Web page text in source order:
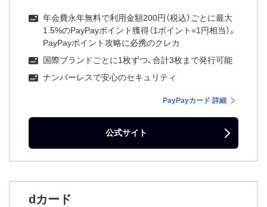
年会費永年無料で利用金額200円（税込）ごとに最大
1.5%のPayPayポイント獲得（1ポイント=1円相当）。
PayPayポイント攻略に必携のクレカ
国際ブランドごとに1枚ずつ、合計3枚まで発行可能
ナンバーレスで安心のセキュリティ
PayPayカード 詳細
公式サイト
dカード